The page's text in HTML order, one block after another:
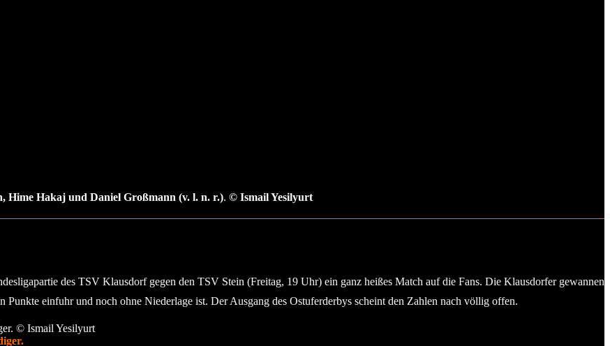
, Hime Hakaj und Daniel Großmann (v. l. n. r.). © Ismail Yesilyurt
des TSV Klausdorf gegen den TSV Stein (Freitag, 19 Uhr) ein ganz heißes Match auf die Fans. Die Klausdorfer gewannen
Punkte einfuhr und noch ohne Niederlage ist. Der Ausgang des Ostuferderbys scheint den Zahlen nach völlig offen.